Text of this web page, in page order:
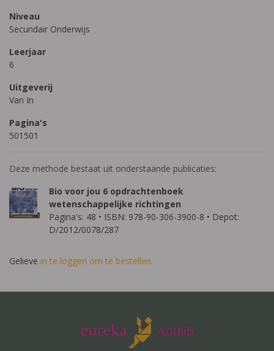
Niveau
Secundair Onderwijs
Leerjaar
6
Uitgeverij
Van In
Pagina's
501501
Deze methode bestaat uit onderstaande publicaties:
Bio voor jou 6 opdrachtenboek
wetenschappelijke richtingen
Pagina's: 48 • ISBN: 978-90-306-3900-8 • Depot:
D/2012/0078/287
Gelieve in te loggen om te bestellen.